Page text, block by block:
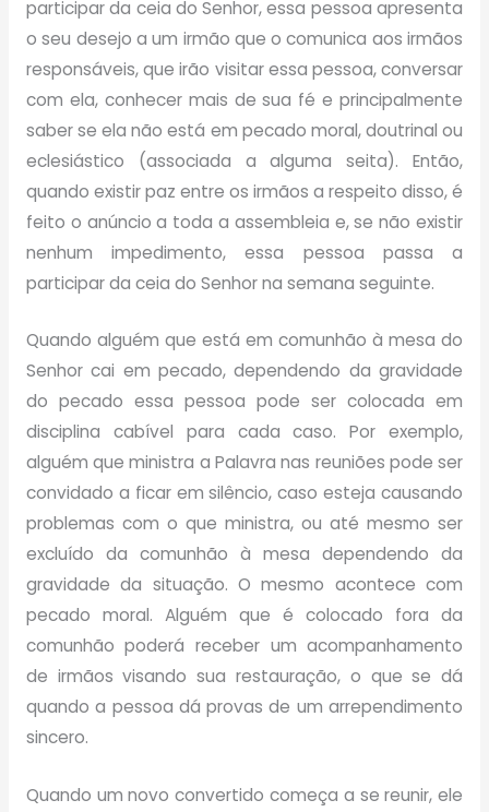
participar da ceia do Senhor, essa pessoa apresenta
o seu desejo a um irmão que o comunica aos irmãos
responsáveis, que irão visitar essa pessoa, conversar
com ela, conhecer mais de sua fé e principalmente
saber se ela não está em pecado moral, doutrinal ou
eclesiástico (associada a alguma seita). Então,
quando existir paz entre os irmãos a respeito disso, é
feito o anúncio a toda a assembleia e, se não existir
nenhum impedimento, essa pessoa passa a
participar da ceia do Senhor na semana seguinte.
Quando alguém que está em comunhão à mesa do
Senhor cai em pecado, dependendo da gravidade
do pecado essa pessoa pode ser colocada em
disciplina cabível para cada caso. Por exemplo,
alguém que ministra a Palavra nas reuniões pode ser
convidado a ficar em silêncio, caso esteja causando
problemas com o que ministra, ou até mesmo ser
excluído da comunhão à mesa dependendo da
gravidade da situação. O mesmo acontece com
pecado moral. Alguém que é colocado fora da
comunhão poderá receber um acompanhamento
de irmãos visando sua restauração, o que se dá
quando a pessoa dá provas de um arrependimento
sincero.
Quando um novo convertido começa a se reunir, ele